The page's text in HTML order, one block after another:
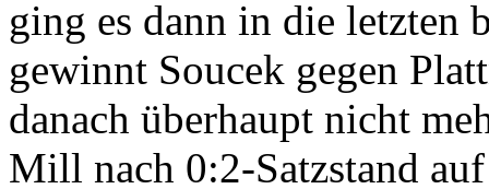
ging es dann in die letzten
gewinnt Soucek gegen
danach überhaupt nicht
Mill nach 0:2-Satzstand